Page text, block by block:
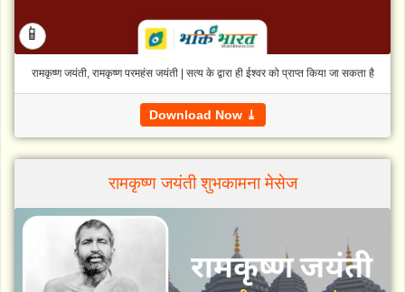
📱
रामकृष्ण जयंती, रामकृष्ण परमहंस जयंती | सत्य के द्वारा ही ईश्वर को प्राप्त किया जा सकता है
Download Now ⤓
रामकृष्ण जयंती शुभकामना मेसेज